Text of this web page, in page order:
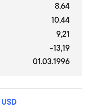
8,64
10,44
9,21
-13,19
01.03.1996